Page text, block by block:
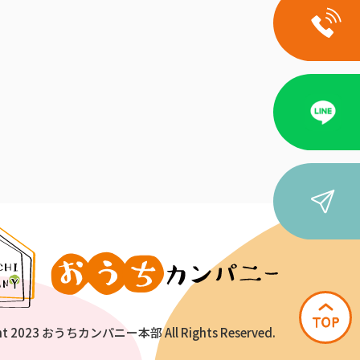
2023 おうちカンパニー本部 All Rights Reserved.